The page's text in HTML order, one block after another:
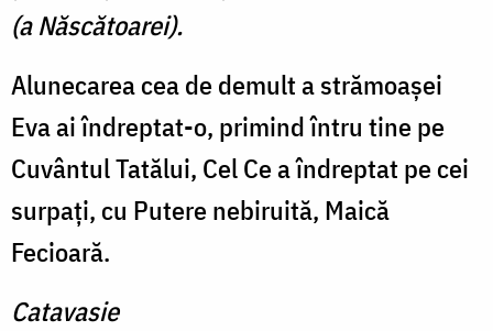
(a Născătoarei).
Alunecarea cea de demult a strămoaşei
Eva ai îndreptat-o, primind întru tine pe
Cuvântul Tatălui, Cel Ce a îndreptat pe cei
surpaţi, cu Putere nebiruită, Maică
Fecioară.
Catavasie